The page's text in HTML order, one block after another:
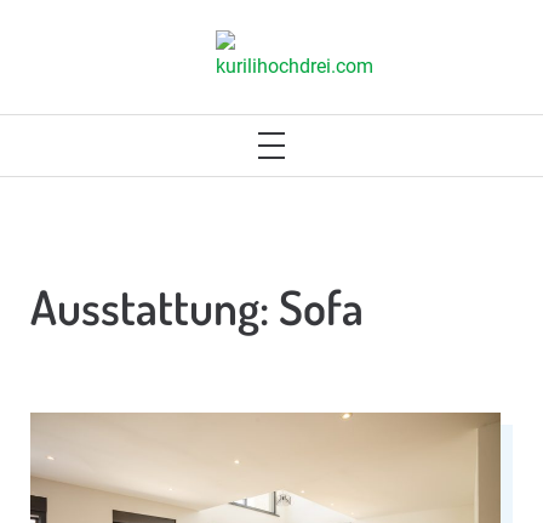
KURILIHOCHDREI.COM
PRIMARY
MENU
Ausstattung: Sofa